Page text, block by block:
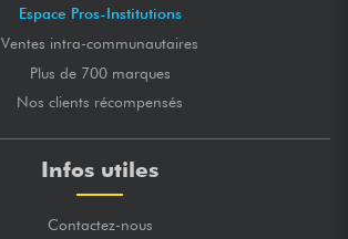
Espace Pros-Institutions
Ventes intra-communautaires
Plus de 700 marques
Nos clients récompensés
Infos utiles
Contactez-nous